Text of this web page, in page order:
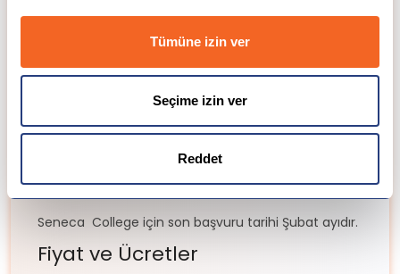
Tümüne izin ver
Seçime izin ver
Reddet
aşağıdaki gibidir:
Resmi Transkriptler
İngilizce yeterliliği (IELTS 6.5 veya TOEFL iBT
edilebilir!
Seneca College için son başvuru tarihi Şubat ayıdır.
Fiyat ve Ücretler